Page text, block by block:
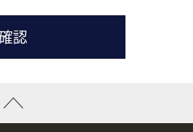
いる企業の皆様
るために利用いたします。
メールのいずれかの方法とい
ご連絡のために利用いたしま